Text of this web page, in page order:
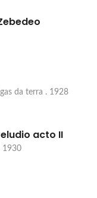
da terra . 1928
acto II
1930